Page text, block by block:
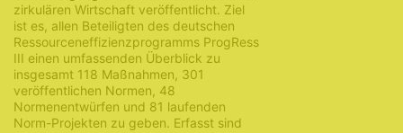
zirkulären Wirtschaft veröffentlicht. Ziel
ist es, allen Beteiligten des deutschen
Ressourceneffizienzprogramms ProgRess
III einen umfassenden Überblick zu
insgesamt 118 Maßnahmen, 301
veröffentlichen Normen, 48
Normenentwürfen und 81 laufenden
Norm-Projekten zu geben. Erfasst sind